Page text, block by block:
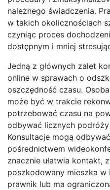
należnego świadczenia.
w takich okolicznościach
czyniąc proces
dostępnym i mniej
Jedną z głównych zalet
online w sprawach o
oszczędność czasu.
może być w trakcie
potrzebować czasu na
odbywać licznych
Konsultacje mogą
pośrednictwem
znacznie ułatwia kontakt,
poszkodowany mieszka w
prawnik lub ma